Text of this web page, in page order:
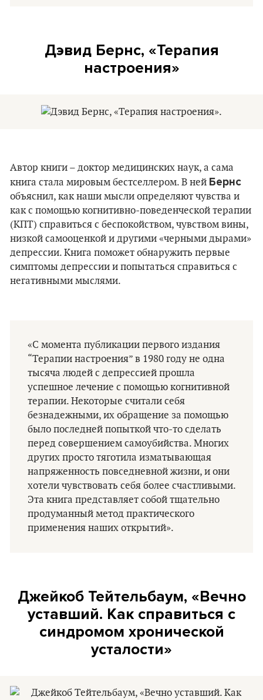
Дэвид Бернс, «Терапия
настроения»
Автор книги – доктор медицинских наук, а сама
книга стала мировым бестселлером. В ней Бернс
объяснил, как наши мысли определяют чувства и
как с помощью когнитивно-поведенческой терапии
(КПТ) справиться с беспокойством, чувством вины,
низкой самооценкой и другими «черными дырами»
депрессии. Книга поможет обнаружить первые
симптомы депрессии и попытаться справиться с
негативными мыслями.
«С момента публикации первого издания
“Терапии настроения” в 1980 году не одна
тысяча людей с депрессией прошла
успешное лечение с помощью когнитивной
терапии. Некоторые считали себя
безнадежными, их обращение за помощью
было последней попыткой что-то сделать
перед совершением самоубийства. Многих
других просто тяготила изматывающая
напряженность повседневной жизни, и они
хотели чувствовать себя более счастливыми.
Эта книга представляет собой тщательно
продуманный метод практического
применения наших открытий».
Джейкоб Тейтельбаум, «Вечно
уставший. Как справиться с
синдромом хронической
усталости»